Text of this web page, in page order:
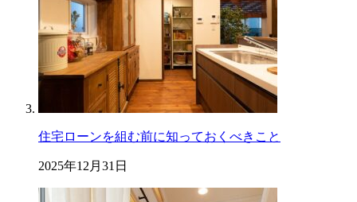
住宅ローンを組む前に知っておくべきこと
2025年12月31日